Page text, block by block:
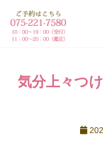
気分上々つ